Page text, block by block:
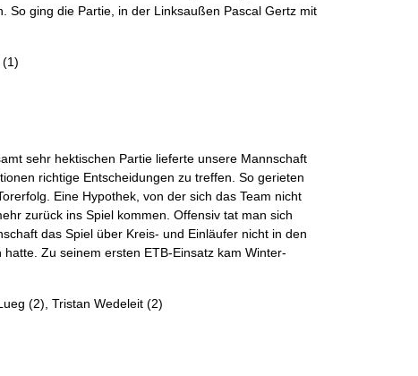
So ging die Partie, in der Linksaußen Pascal Gertz mit
sehr hektischen Partie lieferte unsere Mannschaft
richtige Entscheidungen zu treffen. So gerieten
Eine Hypothek, von der sich das Team nicht
zurück ins Spiel kommen. Offensiv tat man sich
das Spiel über Kreis- und Einläufer nicht in den
Zu seinem ersten ETB-Einsatz kam Winter-
(2), Tristan Wedeleit (2)